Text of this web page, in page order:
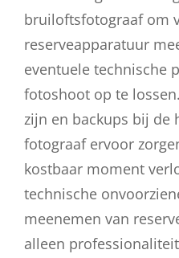
bruiloftsfotograaf om
reserveapparatuur
eventuele technische
fotoshoot op te
zijn en backups bij de
fotograaf ervoor
kostbaar moment
technische
meenemen van
alleen